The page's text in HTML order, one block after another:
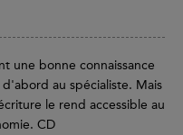
une bonne connaissance
au spécialiste. Mais
le rend accessible au
CD